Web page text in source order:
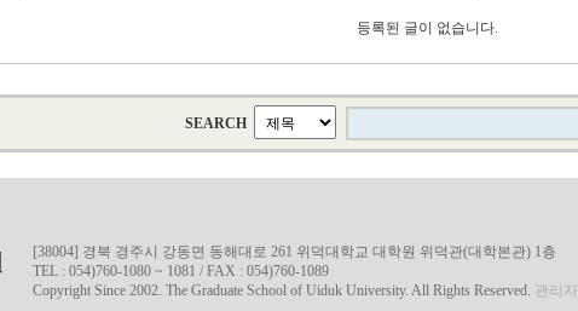
등록된 글이 없습니다.
SEARCH
[38004] 경북 경주시 강동면 동해대로 261 위덕대학교 대학원 위덕관(대학본관) 1층
TEL : 054)760-1080 ~ 1081 / FAX : 054)760-1089
Copyright Since 2002. The Graduate School of Uiduk University. All Rights Reserved. 관리자